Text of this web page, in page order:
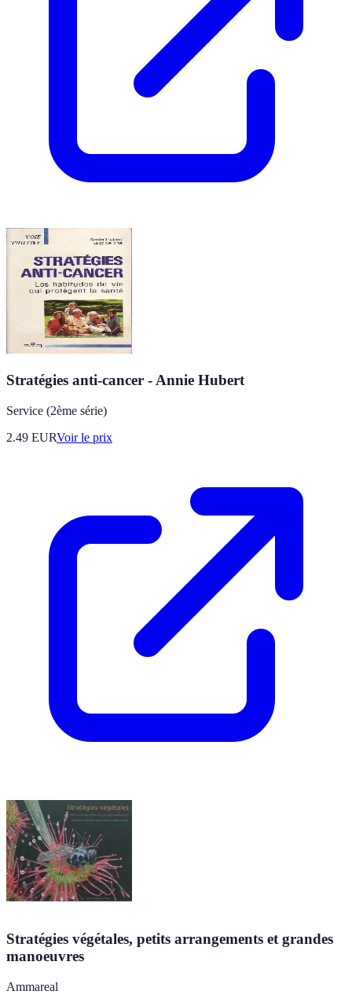
Stratégies anti-cancer - Annie Hubert
Service (2ème série)
2.49 EURVoir le prix
Stratégies végétales, petits arrangements et grandes
manoeuvres
Ammareal